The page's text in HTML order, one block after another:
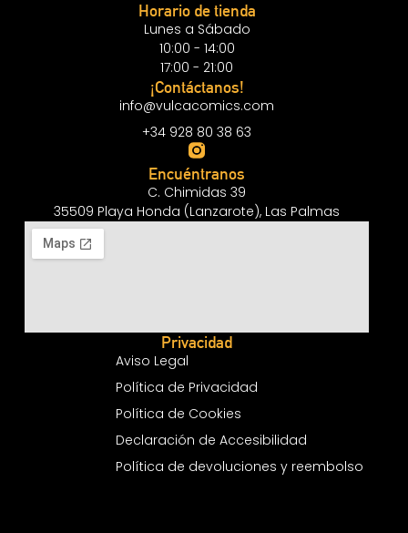
Horario de tienda
Lunes a Sábado
10:00 - 14:00
17:00 - 21:00
¡Contáctanos!
info@vulcacomics.com
+34 928 80 38 63
Encuéntranos
C. Chimidas 39
35509 Playa Honda (Lanzarote), Las Palmas
Privacidad
Aviso Legal
Política de Privacidad
Política de Cookies
Declaración de Accesibilidad
Política de devoluciones y reembolso